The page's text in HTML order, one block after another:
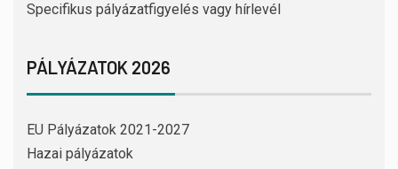
Specifikus pályázatfigyelés vagy hírlevél
PÁLYÁZATOK 2026
EU Pályázatok 2021-2027
Hazai pályázatok